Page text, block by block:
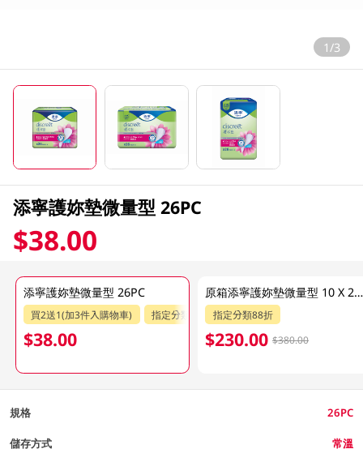
1/3
添寧護妳墊微量型 26PC
$38.00
添寧護妳墊微量型 26PC
買2送1(加3件入購物車) 指定分類88折
$38.00
原箱添寧護妳墊微量型 10 X 26PC
指定分類88折
$230.00 $380.00
規格 26PC
儲存方式 常溫